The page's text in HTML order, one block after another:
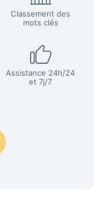
Classement des
mots clés
Assistance 24h/24
et 7j/7